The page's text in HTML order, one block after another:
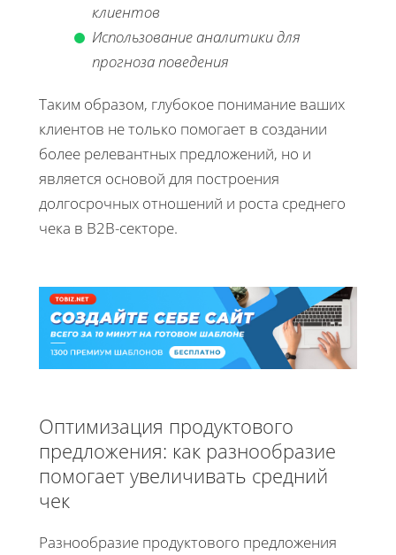
клиентов
Использование аналитики для
прогноза поведения
Таким образом, глубокое понимание ваших
клиентов не только помогает в создании
более релевантных предложений, но и
является основой для построения
долгосрочных отношений и роста среднего
чека в B2B-секторе.
Оптимизация продуктового
предложения: как разнообразие
помогает увеличивать средний
чек
Разнообразие продуктового предложения